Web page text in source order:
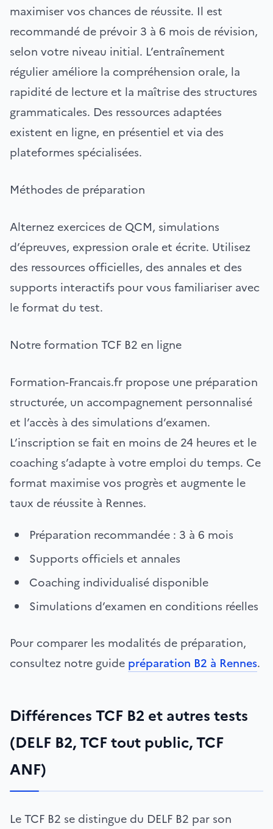
maximiser vos chances de réussite. Il est
recommandé de prévoir 3 à 6 mois de révision,
selon votre niveau initial. L’entraînement
régulier améliore la compréhension orale, la
rapidité de lecture et la maîtrise des structures
grammaticales. Des ressources adaptées
existent en ligne, en présentiel et via des
plateformes spécialisées.
Méthodes de préparation
Alternez exercices de QCM, simulations
d’épreuves, expression orale et écrite. Utilisez
des ressources officielles, des annales et des
supports interactifs pour vous familiariser avec
le format du test.
Notre formation TCF B2 en ligne
Formation-Francais.fr propose une préparation
structurée, un accompagnement personnalisé
et l’accès à des simulations d’examen.
L’inscription se fait en moins de 24 heures et le
coaching s’adapte à votre emploi du temps. Ce
format maximise vos progrès et augmente le
taux de réussite à Rennes.
Préparation recommandée : 3 à 6 mois
Supports officiels et annales
Coaching individualisé disponible
Simulations d’examen en conditions réelles
Pour comparer les modalités de préparation,
consultez notre guide préparation B2 à Rennes.
Différences TCF B2 et autres tests
(DELF B2, TCF tout public, TCF
ANF)
Le TCF B2 se distingue du DELF B2 par son